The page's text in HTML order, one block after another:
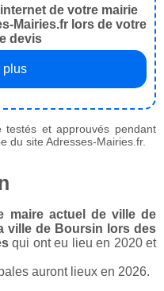
de votre mairie
Mairies.fr lors de votre
devis
plus
testés et approuvés pendant
du site Adresses-Mairies.fr.
maire actuel de ville de
ville de Boursin lors des
qui ont eu lieu en 2020 et
auront lieux en 2026.